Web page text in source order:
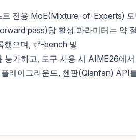
트 전용 MoE(Mixture-of-Experts)
pass)당 활성 파라미터는 약
했으며, τ³-bench 및
가하고, 도구 사용 시 AIME26에서
플레이그라운드, 첸판(Qianfan) API